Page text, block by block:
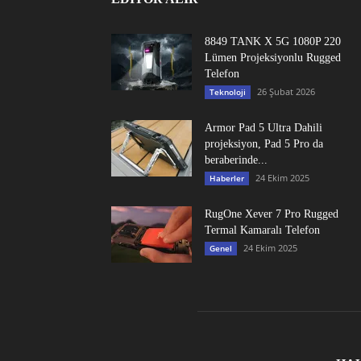
8849 TANK X 5G 1080P 220
Lümen Projeksiyonlu Rugged
Telefon
Teknoloji 26 Şubat 2026
Armor Pad 5 Ultra Dahili
projeksiyon, Pad 5 Pro da
beraberinde...
Haberler 24 Ekim 2025
RugOne Xever 7 Pro Rugged
Termal Kamaralı Telefon
Genel 24 Ekim 2025